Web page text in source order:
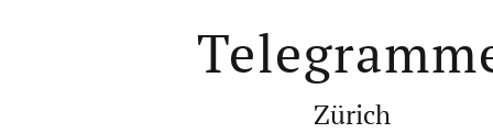
Zürich